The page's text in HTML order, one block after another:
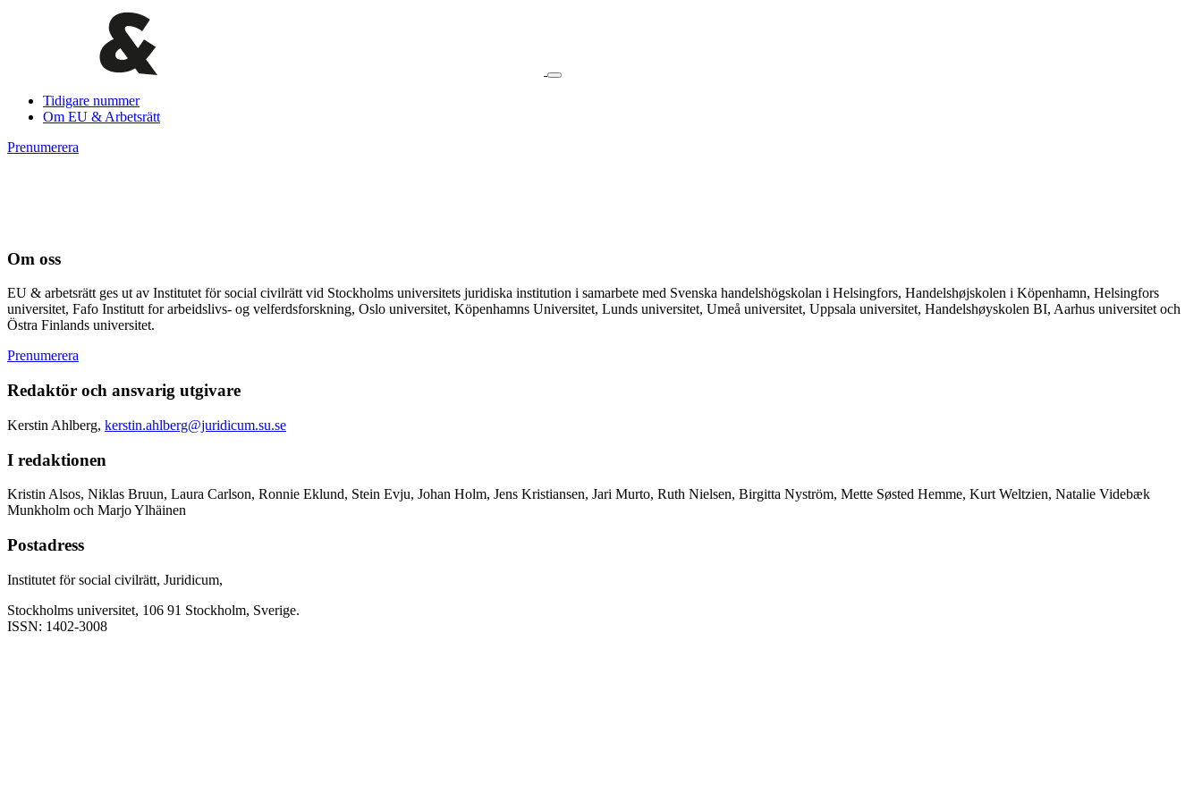
Tidigare nummer
Om EU & Arbetsrätt
Prenumerera
Om oss
EU & arbetsrätt ges ut av Institutet för social civilrätt vid Stockholms universitets juridiska institution i samarbete med Svenska handelshögskolan i Helsingfors, Handelshøjskolen i Köpenhamn, Helsingfors
universitet, Fafo Institutt for arbeidslivs- og velferdsforskning, Oslo universitet, Köpenhamns Universitet, Lunds universitet, Umeå universitet, Uppsala universitet, Handelshøyskolen BI, Aarhus universitet och
Östra Finlands universitet.
Prenumerera
Redaktör och ansvarig utgivare
Kerstin Ahlberg, kerstin.ahlberg@juridicum.su.se
I redaktionen
Kristin Alsos, Niklas Bruun, Laura Carlson, Ronnie Eklund, Stein Evju, Johan Holm, Jens Kristiansen, Jari Murto, Ruth Nielsen, Birgitta Nyström, Mette Søsted Hemme, Kurt Weltzien, Natalie Videbæk
Munkholm och Marjo Ylhäinen
Postadress
Institutet för social civilrätt, Juridicum,
Stockholms universitet, 106 91 Stockholm, Sverige.
ISSN: 1402-3008